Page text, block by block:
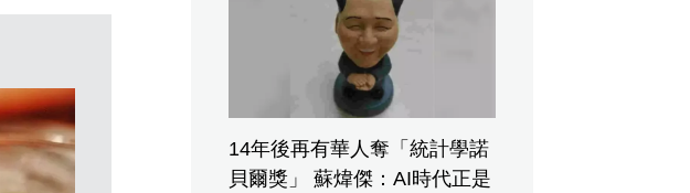
14年後再有華人奪「統計學諾
貝爾獎」 蘇煒傑：AI時代正是